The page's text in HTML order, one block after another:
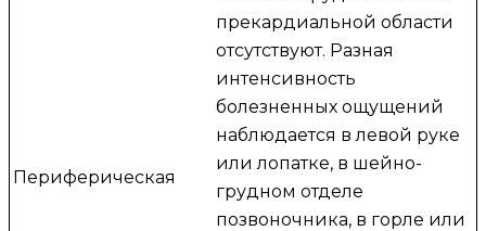
Периферическая
прекардиальной области
отсутствуют. Разная
интенсивность
болезненных ощущений
наблюдается в левой руке
или лопатке, в шейно-
грудном отделе
позвоночника, в горле или